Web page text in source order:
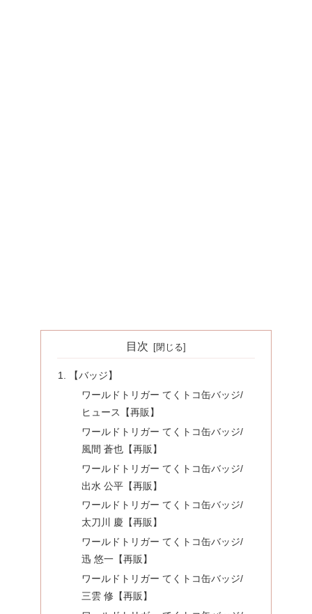
目次
【バッジ】
ワールドトリガー てくトコ缶バッジ/
ヒュース【再販】
ワールドトリガー てくトコ缶バッジ/
風間 蒼也【再販】
ワールドトリガー てくトコ缶バッジ/
出水 公平【再販】
ワールドトリガー てくトコ缶バッジ/
太刀川 慶【再販】
ワールドトリガー てくトコ缶バッジ/
迅 悠一【再販】
ワールドトリガー てくトコ缶バッジ/
三雲 修【再販】